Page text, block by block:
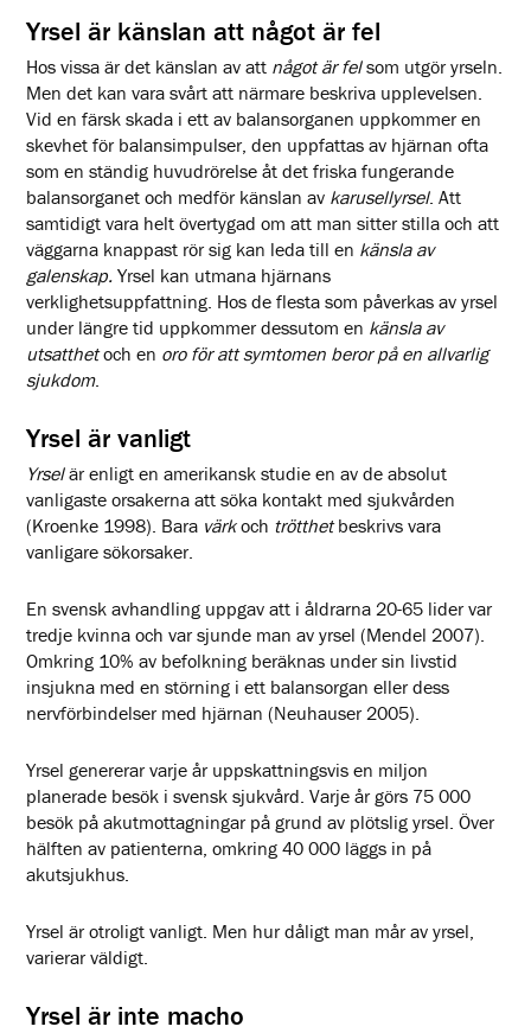
Yrsel är känslan att något är fel
Hos vissa är det känslan av att något är felsom utgör yrseln.
Men det kan vara svårt att närmare beskriva upplevelsen.
Vid en färsk skada i ett av balansorganen uppkommer en
skevhet för balansimpulser, den uppfattas av hjärnan ofta
som en ständig huvudrörelse åt det friska fungerande
balansorganet och medför känslan av karusellyrsel. Att
samtidigt vara helt övertygad om att man sitter stilla och att
väggarna knappast rör sig kan leda till en känsla av
galenskap.Yrsel kan utmana hjärnans
verklighetsuppfattning. Hos de flesta som påverkas av yrsel
under längre tid uppkommer dessutom en känsla av
utsatthetoch en oro för att symtomen beror på en allvarlig
sjukdom.
Yrsel är vanligt
Yrselär enligt en amerikansk studie en av de absolut
vanligaste orsakerna att söka kontakt med sjukvården
(Kroenke 1998). Bara värkoch trötthetbeskrivs vara
vanligare sökorsaker.
En svensk avhandling uppgav att i åldrarna 20-65 lider var
tredje kvinna och var sjunde man av yrsel (Mendel 2007).
Omkring 10% av befolkning beräknas under sin livstid
insjukna med en störning i ett balansorgan eller dess
nervförbindelser med hjärnan (Neuhauser 2005).
Yrsel genererar varje år uppskattningsvis en miljon
planerade besök i svensk sjukvård. Varje år görs 75 000
besök på akutmottagningar på grund av plötslig yrsel. Över
hälften av patienterna, omkring 40 000 läggs in på
akutsjukhus.
Yrsel är otroligt vanligt. Men hur dåligt man mår av yrsel,
varierar väldigt.
Yrsel är inte macho